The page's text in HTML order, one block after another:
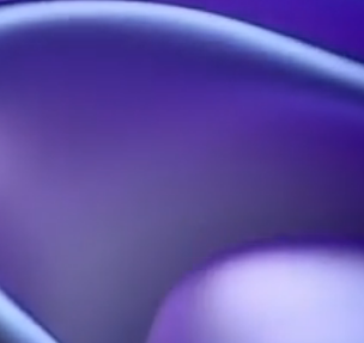
: 914 041 827 00017
Portfolio
FAQ